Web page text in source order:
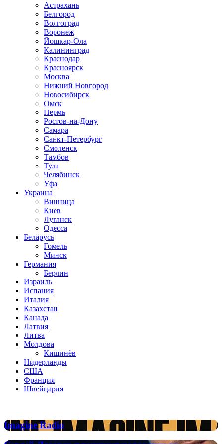
Астрахань
Белгород
Волгоград
Воронеж
Йошкар-Ола
Калининград
Краснодар
Красноярск
Москва
Нижний Новгород
Новосибирск
Омск
Пермь
Ростов-на-Дону
Самара
Санкт-Петербург
Смоленск
Тамбов
Тула
Челябинск
Уфа
Украина
Винница
Киев
Луганск
Одесса
Беларусь
Гомель
Минск
Германия
Берлин
Израиль
Испания
Италия
Казахстан
Канада
Латвия
Литва
Молдова
Кишинёв
Нидерланды
США
Франция
Швейцария
Imagine
Radio
Imagine Radio